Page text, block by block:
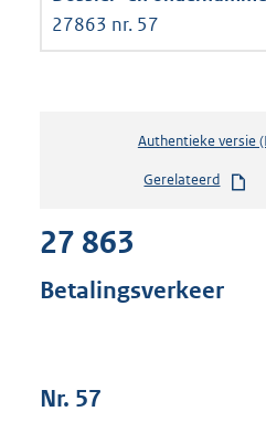
27863 nr. 57
Authentieke versie
Gerelateerd
27 863
Betalingsverkeer
Nr. 57